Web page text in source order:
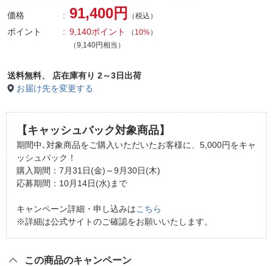
価格 91,400円 （税込）
ポイント 9,140ポイント （ 10%）
（9,140円相当）
送料無料、
店在庫有り 2～3日出荷
お届け先を変更する
【キャッシュバック対象商品】
期間中､対象商品をご購入いただいたお客様に、5,000円をキャ
ッシュバック！
購入期間：7月31日(金)～9月30日(木)
応募期間：10月14日(水)まで
キャンペーン詳細・申し込みはこちら
※詳細は公式サイトのご確認をお願いいたします。
この商品のキャンペーン